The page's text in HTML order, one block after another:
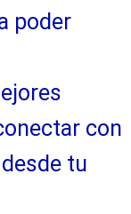
poder
con
tu